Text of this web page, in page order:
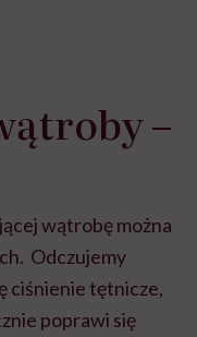
–
wątrobę można
Odczujemy
ciśnienie tętnicze,
poprawi się